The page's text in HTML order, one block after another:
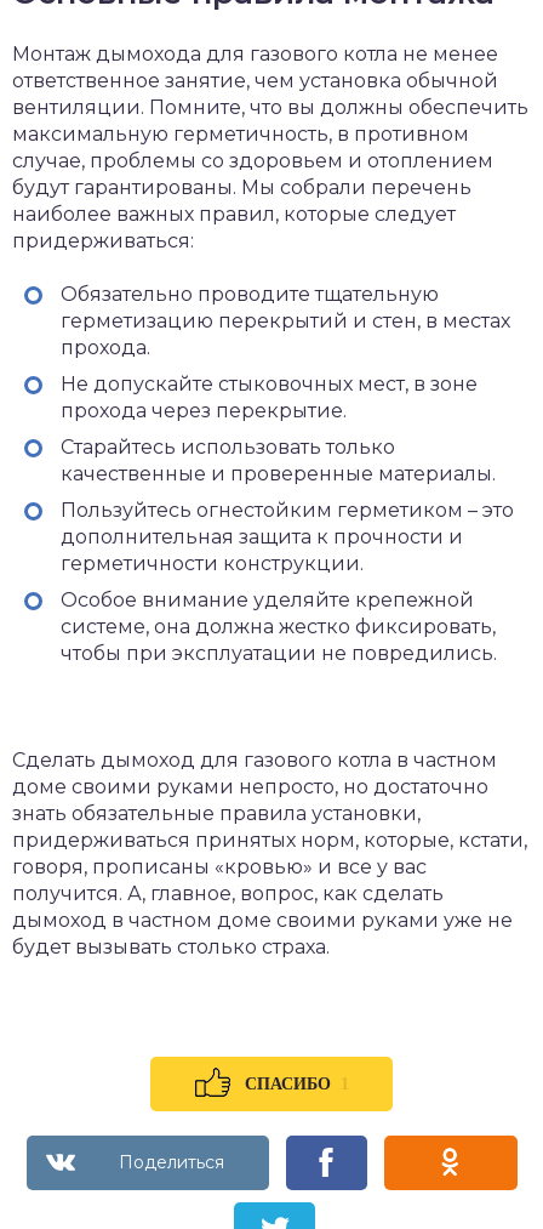
Монтаж дымохода для газового котла не менее
ответственное занятие, чем установка обычной
вентиляции. Помните, что вы должны обеспечить
максимальную герметичность, в противном
случае, проблемы со здоровьем и отоплением
будут гарантированы. Мы собрали перечень
наиболее важных правил, которые следует
придерживаться:
Обязательно проводите тщательную
герметизацию перекрытий и стен, в местах
прохода.
Не допускайте стыковочных мест, в зоне
прохода через перекрытие.
Старайтесь использовать только
качественные и проверенные материалы.
Пользуйтесь огнестойким герметиком – это
дополнительная защита к прочности и
герметичности конструкции.
Особое внимание уделяйте крепежной
системе, она должна жестко фиксировать,
чтобы при эксплуатации не повредились.
Сделать дымоход для газового котла в частном
доме своими руками непросто, но достаточно
знать обязательные правила установки,
придерживаться принятых норм, которые, кстати,
говоря, прописаны «кровью» и все у вас
получится. А, главное, вопрос, как сделать
дымоход в частном доме своими руками уже не
будет вызывать столько страха.
СПАСИБО